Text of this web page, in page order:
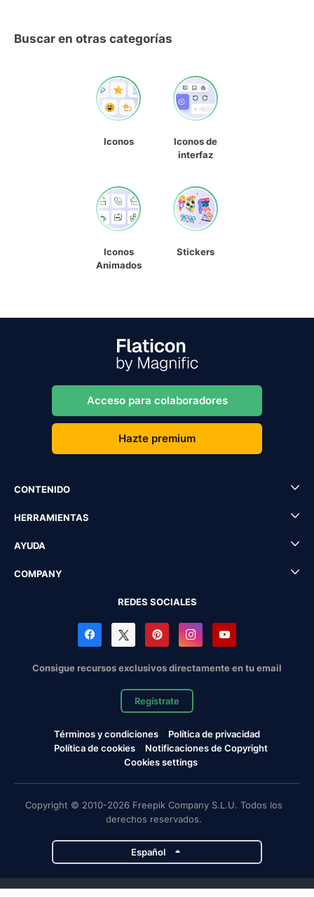
Buscar en otras categorías
Iconos
Iconos de
interfaz
Iconos
Animados
Stickers
Acceso para colaboradores
Hazte premium
CONTENIDO
HERRAMIENTAS
AYUDA
COMPANY
REDES SOCIALES
Consigue recursos exclusivos directamente en tu email
Regístrate
Términos y condiciones
Política de privacidad
Política de cookies
Notificaciones de Copyright
Cookies settings
Copyright © 2010-2026 Freepik Company S.L.U. Todos los
derechos reservados.
Español